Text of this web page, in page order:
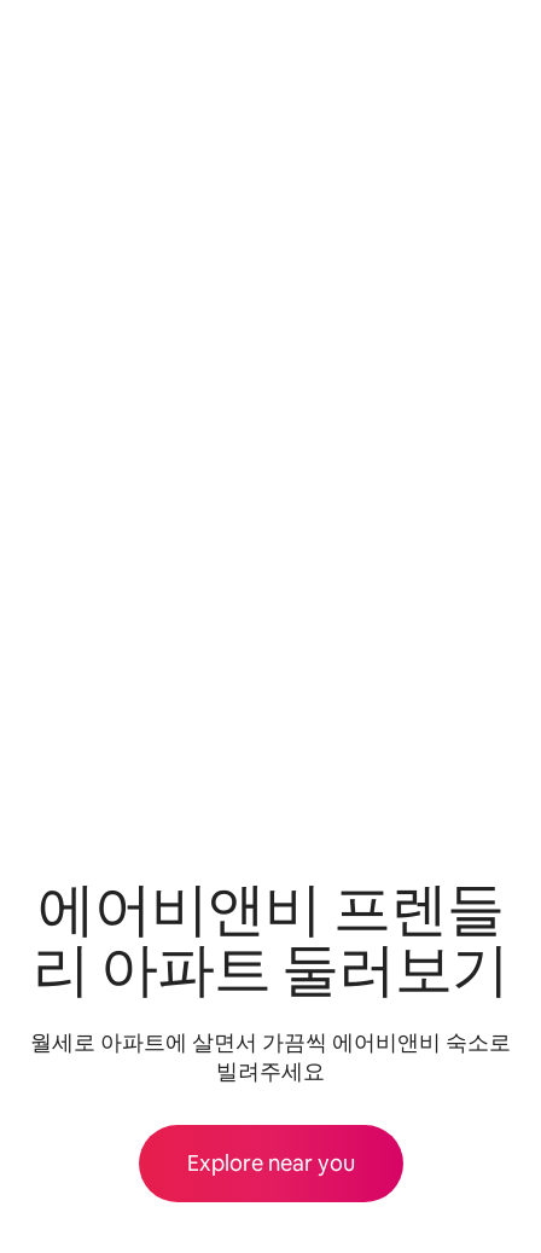
에어비앤비 프렌들
리 아파트 둘러보기
월세로 아파트에 살면서 가끔씩 에어비앤비 숙소로
빌려주세요
Explore near you